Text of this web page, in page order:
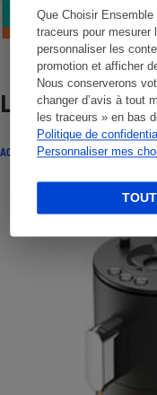
Que Choisir
traceurs pour mesurer
personnaliser les
promotion et afficher
Nous conserverons
changer d’avis à tout
les traceurs » en bas
Politique de
Personnaliser mes
Lire aussi
ACTUALITÉ